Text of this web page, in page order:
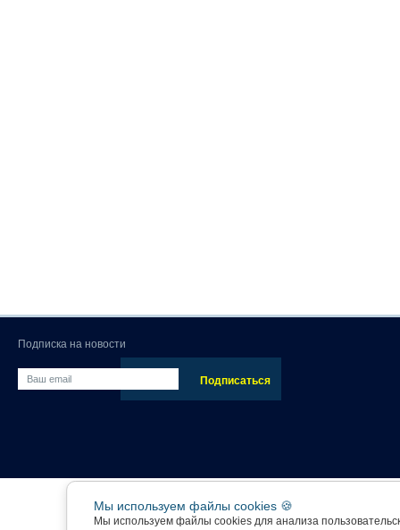
Подписка на новости
Мы используем файлы cookies 🍪
Мы используем файлы cookies для анализа